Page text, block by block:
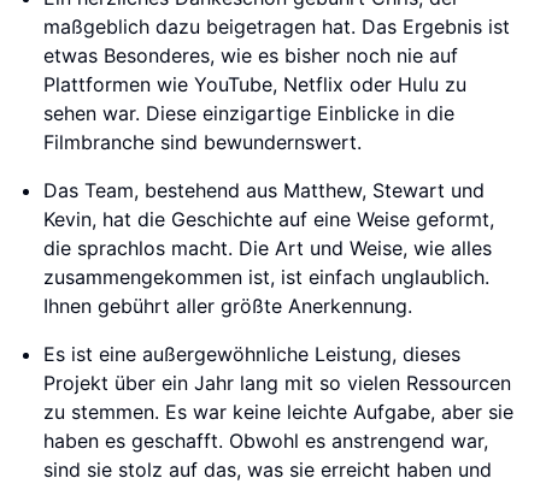
maßgeblich dazu beigetragen hat. Das Ergebnis ist
etwas Besonderes, wie es bisher noch nie auf
Plattformen wie YouTube, Netflix oder Hulu zu
sehen war. Diese einzigartige Einblicke in die
Filmbranche sind bewundernswert.
Das Team, bestehend aus Matthew, Stewart und
Kevin, hat die Geschichte auf eine Weise geformt,
die sprachlos macht. Die Art und Weise, wie alles
zusammengekommen ist, ist einfach unglaublich.
Ihnen gebührt aller größte Anerkennung.
Es ist eine außergewöhnliche Leistung, dieses
Projekt über ein Jahr lang mit so vielen Ressourcen
zu stemmen. Es war keine leichte Aufgabe, aber sie
haben es geschafft. Obwohl es anstrengend war,
sind sie stolz auf das, was sie erreicht haben und